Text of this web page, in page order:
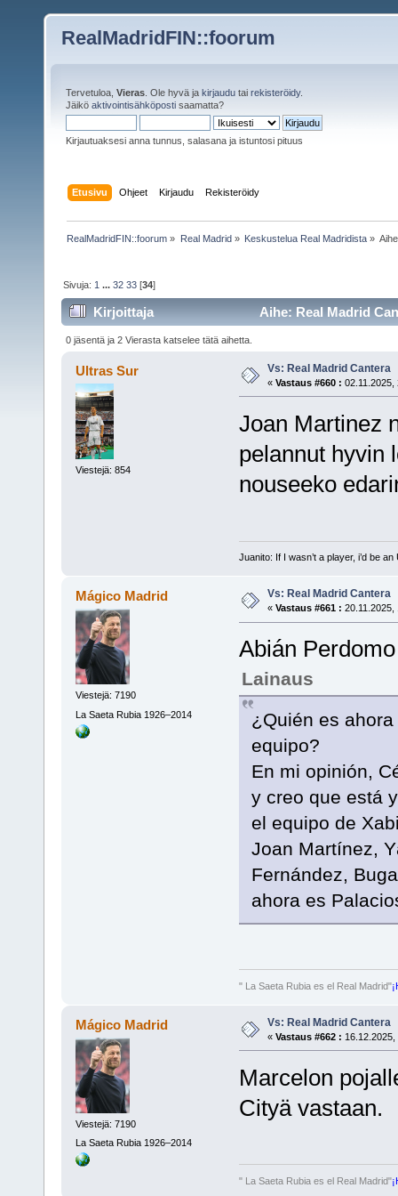
RealMadridFIN::foorum
Tervetuloa, Vieras . Ole hyvä ja kirjaudu tai rekisteröidy.
Jäikö aktivointisähköposti saamatta?
Kirjautuaksesi anna tunnus, salasana ja istuntosi pituus
Etusivu Ohjeet Kirjaudu Rekisteröidy
RealMadridFIN::foorum » Real Madrid» Keskustelua Real Madridista»
Sivuja: 1 ...32 33 [34]
Kirjoittaja Aihe: Real Madrid
0 jäsentä ja 2 Vierasta katselee tätä aihetta.
Ultras Sur
Viestejä: 854
Vs: Real Madrid Cantera
« Vastaus #660 : 02.11.2025,
Joan Martinez
pelannut hyvin
nouseeko
Juanito: If I wasn’t a player, i’d be an
Mágico Madrid
Viestejä: 7190
La Saeta Rubia 1926–2014
Vs: Real Madrid Cantera
« Vastaus #661 : 20.11.2025,
Abián
Lainaus
¿Quién es
equipo?
En mi opinión,
y creo que está
el equipo de
Joan Martínez,
Fernández,
ahora es
" La Saeta Rubia es el Real Madrid"
Mágico Madrid
Viestejä: 7190
La Saeta Rubia 1926–2014
Vs: Real Madrid Cantera
« Vastaus #662 : 16.12.2025,
Marcelon
Cityä vastaan.
" La Saeta Rubia es el Real Madrid"